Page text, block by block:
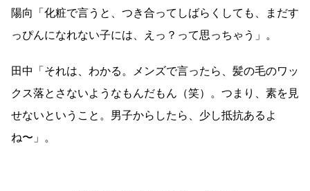
陽向「化粧で言うと、つき合ってしばらくしても、まだす
っぴんになれない子には、えっ？って思っちゃう」。
田中「それは、わかる。メンズで言ったら、髪の毛のワッ
クス落とさないようなもんだもん（笑）。つまり、素を見
せないということ。男子からしたら、少し抵抗あるよ
ね〜」。